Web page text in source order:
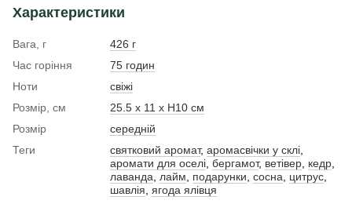
Характеристики
Вага, г
426 г
Час горіння
75 годин
Ноти
свіжі
Розмір, см
25.5 х 11 х Н10 см
Розмір
середній
Теги
святковий аромат, аромасвічки у склі
аромати для оселі бергамот, ветівер кедр
лаванда
лайм подарунки сосна цитрус
шавлія ягода ялівця